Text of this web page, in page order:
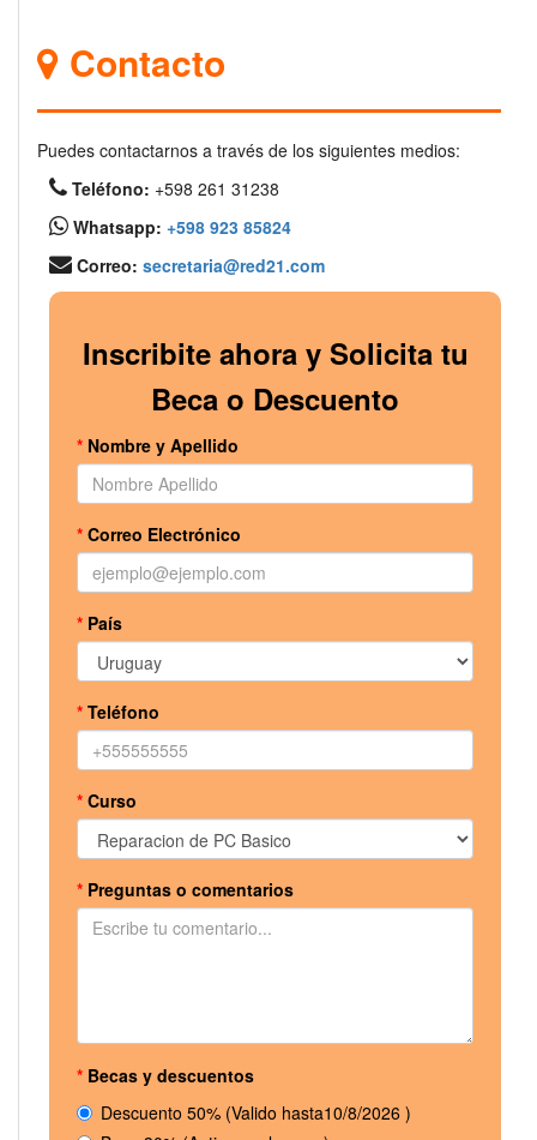
Contacto
Puedes contactarnos a través de los siguientes medios:
Teléfono: +598 261 31238
Whatsapp: +598 923 85824
Correo: secretaria@red21.com
Inscribite ahora y Solicita tu
Beca o Descuento
*Nombre y Apellido
*Correo Electrónico
*País
*Teléfono
*Curso
*Preguntas o comentarios
* Becas y descuentos
Descuento 50% (Valido hasta10/8/2026 )